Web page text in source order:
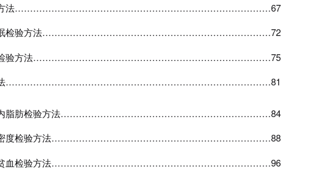
法…………………………………………………………………………67
检验方法…………………………………………………………………72
验方法……………………………………………………………………75
……………………………………………………………………………81
脂肪检验方法……………………………………………………………84
度检验方法………………………………………………………………88
血检验方法………………………………………………………………96